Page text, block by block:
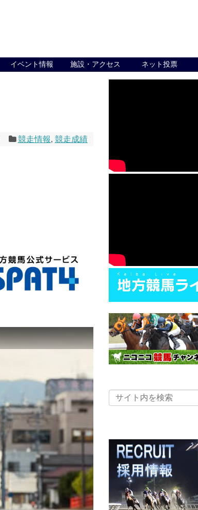
イベント情報 施設・アクセス ネット投票
競走情報, 競走成績